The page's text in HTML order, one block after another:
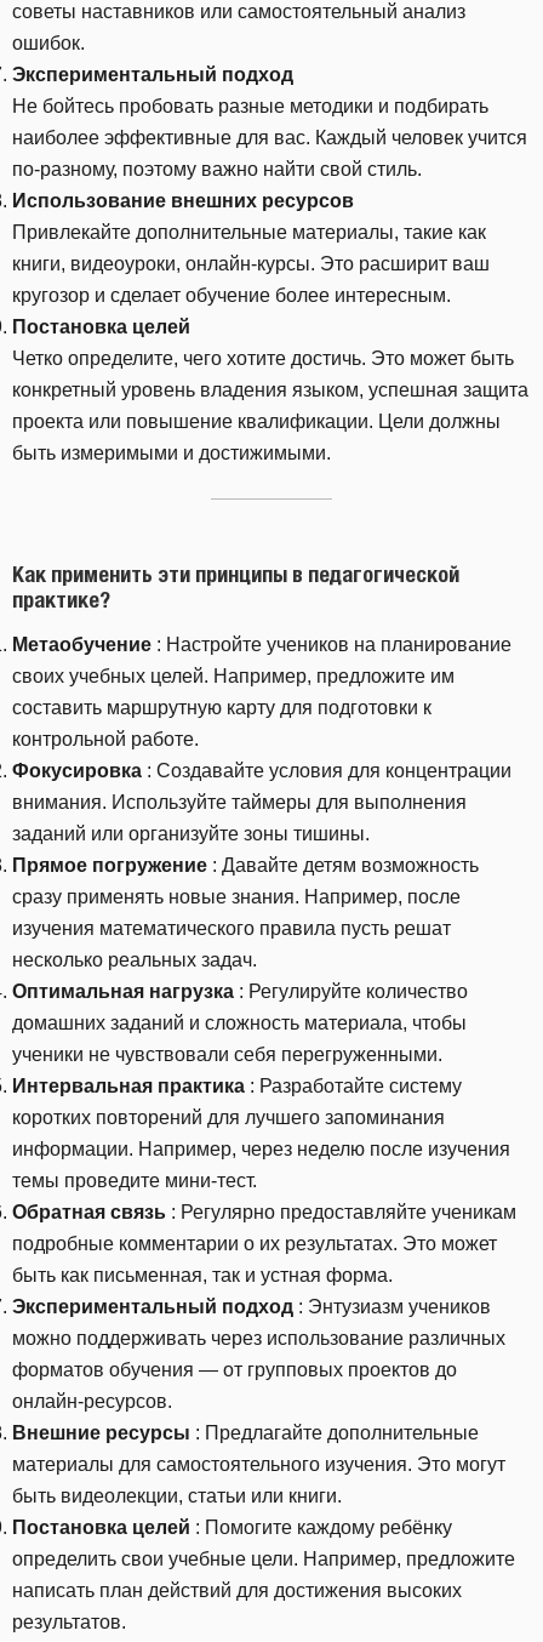
советы наставников или самостоятельный анализ
ошибок.
Экспериментальный подход
Не бойтесь пробовать разные методики и подбирать
наиболее эффективные для вас. Каждый человек учится
по-разному, поэтому важно найти свой стиль.
Использование внешних ресурсов
Привлекайте дополнительные материалы, такие как
книги, видеоуроки, онлайн-курсы. Это расширит ваш
кругозор и сделает обучение более интересным.
Постановка целей
Четко определите, чего хотите достичь. Это может быть
конкретный уровень владения языком, успешная защита
проекта или повышение квалификации. Цели должны
быть измеримыми и достижимыми.
Как применить эти принципы в педагогической
практике?
Метаобучение : Настройте учеников на планирование
своих учебных целей. Например, предложите им
составить маршрутную карту для подготовки к
контрольной работе.
Фокусировка : Создавайте условия для концентрации
внимания. Используйте таймеры для выполнения
заданий или организуйте зоны тишины.
Прямое погружение : Давайте детям возможность
сразу применять новые знания. Например, после
изучения математического правила пусть решат
несколько реальных задач.
Оптимальная нагрузка : Регулируйте количество
домашних заданий и сложность материала, чтобы
ученики не чувствовали себя перегруженными.
Интервальная практика : Разработайте систему
коротких повторений для лучшего запоминания
информации. Например, через неделю после изучения
темы проведите мини-тест.
Обратная связь : Регулярно предоставляйте ученикам
подробные комментарии о их результатах. Это может
быть как письменная, так и устная форма.
Экспериментальный подход : Энтузиазм учеников
можно поддерживать через использование различных
форматов обучения — от групповых проектов до
онлайн-ресурсов.
Внешние ресурсы : Предлагайте дополнительные
материалы для самостоятельного изучения. Это могут
быть видеолекции, статьи или книги.
Постановка целей : Помогите каждому ребёнку
определить свои учебные цели. Например, предложите
написать план действий для достижения высоких
результатов.